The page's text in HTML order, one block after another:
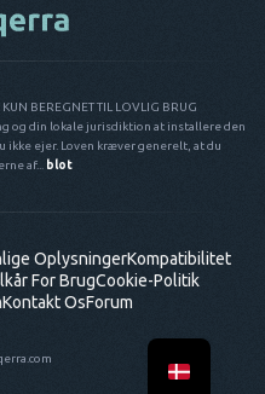
BEREGNET TIL LOVLIG BRUG
og din lokale jurisdiktion at installere den
ikke ejer. Loven kræver generelt, at du
af...
blot
OplysningerKompatibilitet
For BrugCookie-Politik
Kontakt OsForum